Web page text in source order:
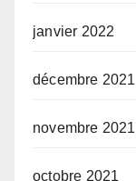
janvier 2022
décembre 2021
novembre 2021
octobre 2021